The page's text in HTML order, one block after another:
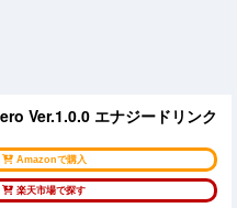
Ver.1.0.0 エナジードリンク
Amazonで購入
楽天市場で探す